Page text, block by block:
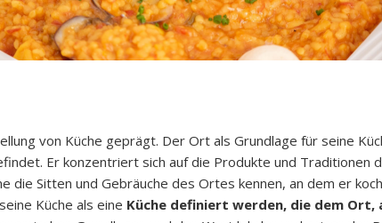
von Küche geprägt. Der Ort als Grundlage für seine
Er konzentriert sich auf die Produkte und Traditionen
die Sitten und Gebräuche des Ortes kennen, an dem er
Küche als eine Küche definiert werden, die dem